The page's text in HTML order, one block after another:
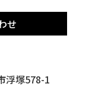
せ
浮塚578-1